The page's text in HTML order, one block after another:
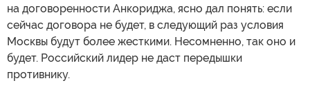
на договоренности Анкориджа, ясно дал понять: если
сейчас договора не будет, в следующий раз условия
Москвы будут более жесткими. Несомненно, так оно и
будет. Российский лидер не даст передышки
противнику.